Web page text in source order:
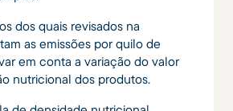
dos quais revisados ​​na
as emissões por quilo de
em conta a variação do valor
nutricional dos produtos.